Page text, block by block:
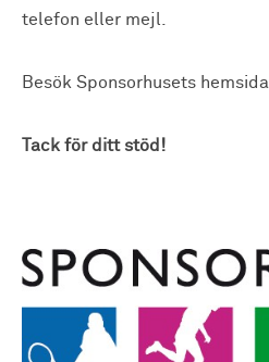
telefon eller mejl.
Besök Sponsorhusets hemsida
Tack för ditt stöd!